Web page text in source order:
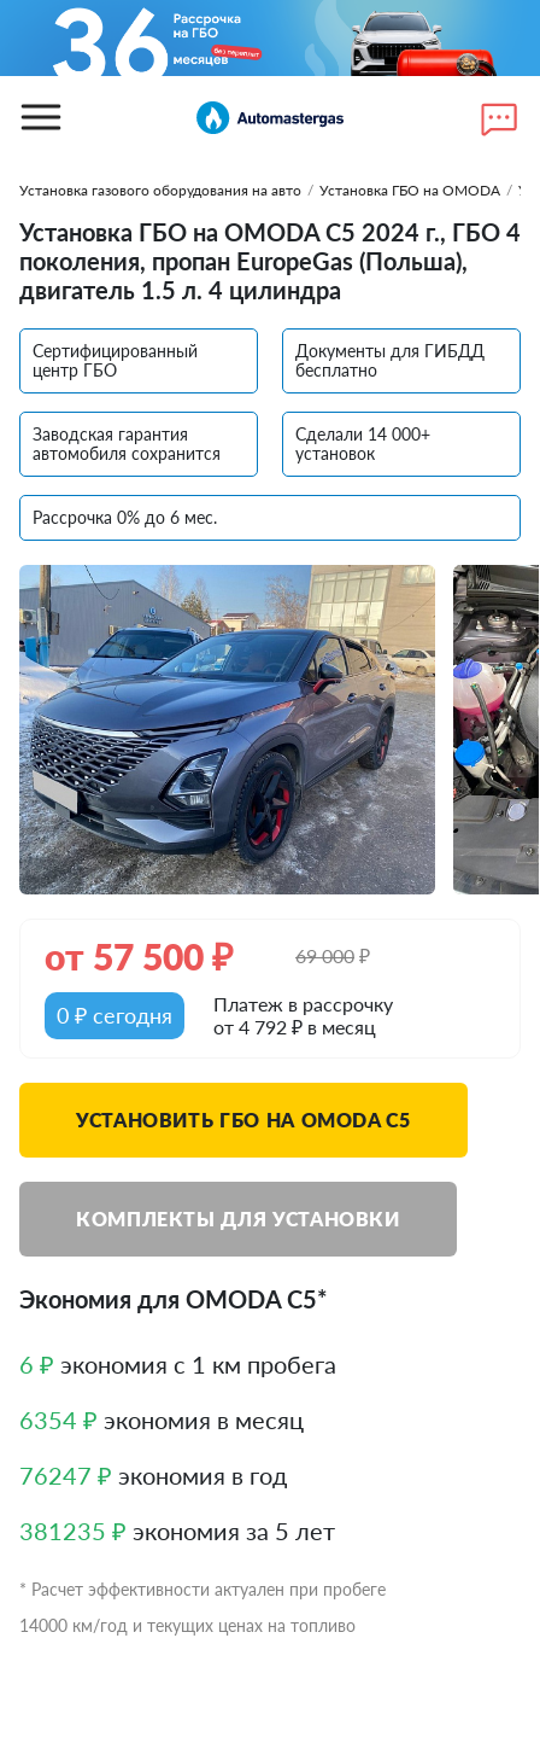
Установка газового оборудования на авто / Установка ГБО на OMODA /
Установка ГБО на OMODA С5 2024 г., ГБО 4
поколения, пропан EuropeGas (Польша),
двигатель 1.5 л. 4 цилиндра
Сертифицированный
центр ГБО
Документы для ГИБДД
бесплатно
Заводская гарантия
автомобиля сохранится
Сделали 14 000+
установок
Рассрочка 0% до 6 мес.
от 57 500₽ 69 000₽
0 ₽ сегодня
Платеж в рассрочку
от 4 792 ₽ в месяц
УСТАНОВИТЬ ГБО НА OMODA C5
КОМПЛЕКТЫ ДЛЯ УСТАНОВКИ
Экономия для OMODA C5*
6 ₽ экономия с 1 км пробега
6354 ₽ экономия в месяц
76247 ₽ экономия в год
381235 ₽ экономия за 5 лет
* Расчет эффективности актуален при пробеге
14000 км/год и текущих ценах на топливо